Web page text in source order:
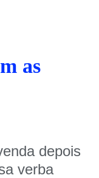
as
depois
verba